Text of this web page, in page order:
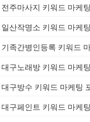
주마사지 키워드 마케
산작명소 키워드 마케
족간병인등록 키워드
구노래방 키워드 마케
구방수 키워드 마케팅
구페인트 키워드 마케